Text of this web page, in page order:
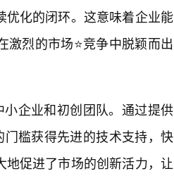
化的闭环。这意味着企业能
烈的市场⭐竞争中脱颖而出
企业和初创团队。通过提供
槛获得先进的技术支持，快
促进了市场的创新活力，让